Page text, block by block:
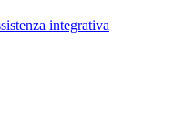
integrativa